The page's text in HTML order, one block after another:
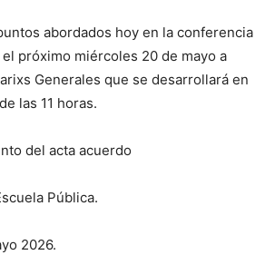
abordados hoy en la conferencia
próximo miércoles 20 de mayo a
Generales que se desarrollará en
las 11 horas.
del acta acuerdo
Pública.
2026.